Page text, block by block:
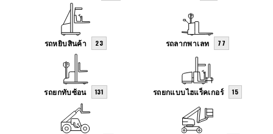
รถหยิบสินค้า 23 รถลากพาเลท 77
รถยกทับซ้อน 131 รถยกแบบไฮแร็คเกอร์ 15